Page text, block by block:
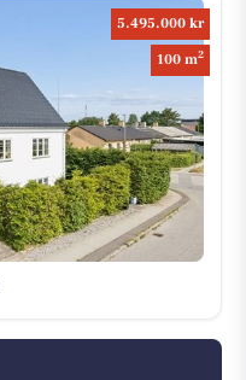
5.495.000 kr
100 m2